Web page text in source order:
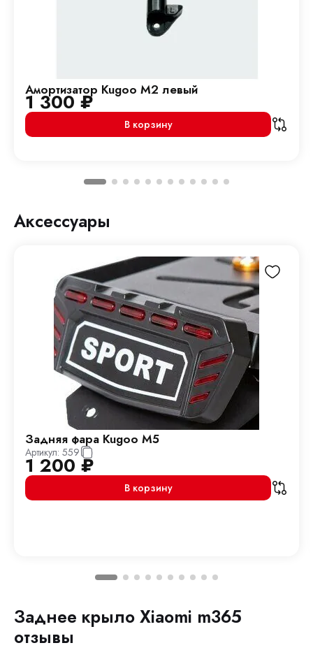
Амортизатор Kugoo M2 левый
1 300₽
В корзину
Аксессуары
Задняя фара Kugoo M5
Артикул: 559
1 200 ₽
В корзину
Заднее крыло Xiaomi m365
отзывы